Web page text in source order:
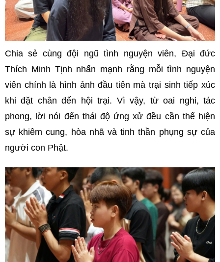
Chia sẻ cùng đội ngũ tình nguyện viên, Đại đức
Thích Minh Tịnh nhấn mạnh rằng mỗi tình nguyện
viên chính là hình ảnh đầu tiên mà trại sinh tiếp xúc
khi đặt chân đến hội trại. Vì vậy, từ oai nghi, tác
phong, lời nói đến thái độ ứng xử đều cần thể hiện
sự khiêm cung, hòa nhã và tinh thần phụng sự của
người con Phật.